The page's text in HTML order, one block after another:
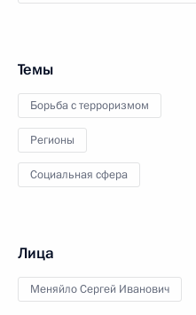
Темы
Борьба с терроризмом
Регионы
Социальная сфера
Лица
Меняйло Сергей Иванович